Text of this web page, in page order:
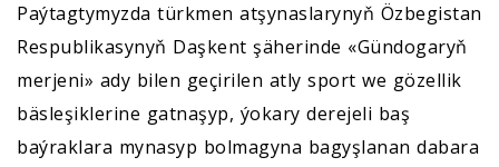
Paýtagtymyzda türkmen atşynaslarynyň Özbegistan
Respublikasynyň Daşkent şäherinde «Gündogaryň
merjeni» ady bilen geçirilen atly sport we gözellik
bäsleşiklerine gatnaşyp, ýokary derejeli baş
baýraklara mynasyp bolmagyna bagyşlanan dabara